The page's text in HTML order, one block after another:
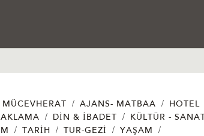
MÜCEVHERAT / AJANS- MATBAA / HOTEL
/ DIN & İBADET / KÜLTÜR - SANAT
/ TARIH / TUR-GEZI / YAŞAM /